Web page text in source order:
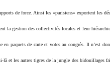
de force. Ainsi les «parisiens» exportent les
la gestion des collectivités locales et leur
paquets de carte et votes au congrès. Il n’est
là et les autres tigres de la jungle des